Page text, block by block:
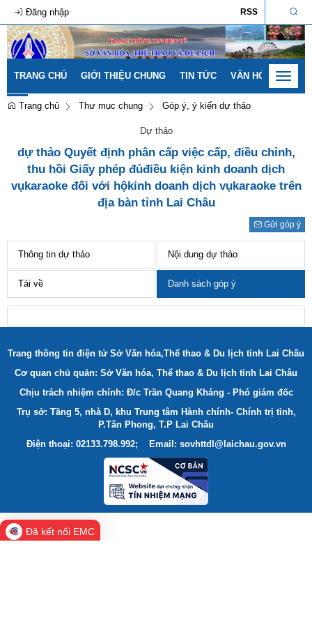
RSS
Đăng nhập
TRANG CHỦ GIỚI THIỆU CHUNG TIN TỨC VĂN HÓA - GIA
Toggle
Trang chủ
Thư mục chung Góp ý, ý kiến dự thảo
Dự thảo
dự thảo Quyết định phân cấp việc cấp, điều chỉnh,
thu hồi Giấy phép đủđiều kiện kinh doanh dịch
vụkaraoke đối với hộkinh doanh dịch vụkaraoke trên
địa bàn tỉnh Lai Châu
Thông tin dự thảo Nội dung dự thảo
Tải về Danh sách góp ý
Gửi góp ý
Trang thông tin điện tử Sở Văn hóa,Thể thao & Du lịch tỉnh Lai Châu
Cơ quan chủ quản: Sở Văn hóa, Thể thao & Du lịch tỉnh Lai Châu
Chịu trách nhiệm chính: Đ/c Trần Quang Kháng - Phó giám đốc
Trụ sở: Tầng 5, nhà D, khu Trung tâm Hành chính- Chính trị tỉnh,
P.Tân Phong, T.P Lai Châu
Điện thoại: 02133.798.992; Email: sovhttdl@laichau.gov.vn
Đã kết nối EMC